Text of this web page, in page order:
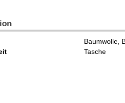
Baumwolle,
Tasche